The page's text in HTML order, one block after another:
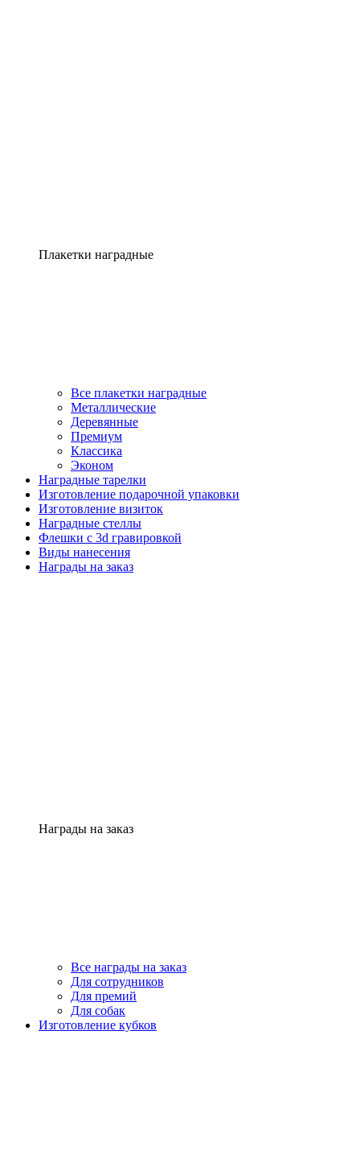
Плакетки наградные
Все плакетки наградные
Металлические
Деревянные
Премиум
Классика
Эконом
Наградные тарелки
Изготовление подарочной упаковки
Изготовление визиток
Наградные стеллы
Флешки с 3d гравировкой
Виды нанесения
Награды на заказ
Награды на заказ
Все награды на заказ
Для сотрудников
Для премий
Для собак
Изготовление кубков